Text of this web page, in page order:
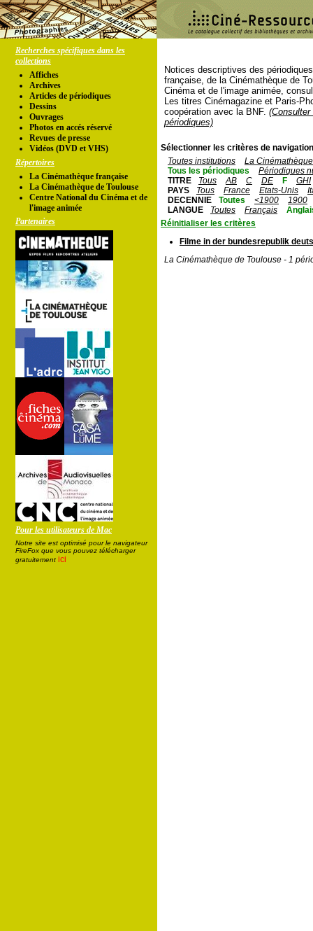
Recherches spécifiques dans les
collections
Affiches
Archives
Articles de périodiques
Dessins
Ouvrages
Photos en accés réservé
Revues de presse
Vidéos (DVD et VHS)
Répertoires
La Cinémathèque française
La Cinémathèque de Toulouse
Centre National du Cinéma et de
l'image animée
Partenaires
Pour les utilisateurs de Mac
Notre site est optimisé pour le navigateur
FireFox que vous pouvez télécharger
gratuitement ici
Notices descriptives des
française, de la Cinémathèque de
Cinéma et de l'image animée,
Les titres Cinémagazine et Paris-
coopération avec la BNF.
périodiques)
Sélectionner les critères de
Toutes institutions
La
Tous les périodiques
Périodiques
TITRE
Tous AB C DE F
GHI
PAYS
Tous France Etats-Unis
DECENNIE
Toutes <1900
1900
LANGUE
Toutes Français
Réinitialiser les critères
Filme in der bundesrepublik
La Cinémathèque de Toulouse - 1